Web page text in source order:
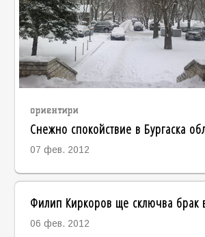
ориентири
Снежно спокойствие в Бургаска
07 фев. 2012
Филип Киркоров ще сключва брак
06 фев. 2012